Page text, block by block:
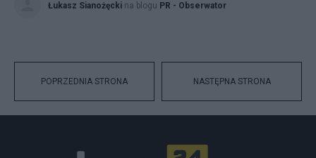
Łukasz Sianożęcki na blogu PR - Obserwator
POPRZEDNIA STRONA NASTĘPNA STRONA